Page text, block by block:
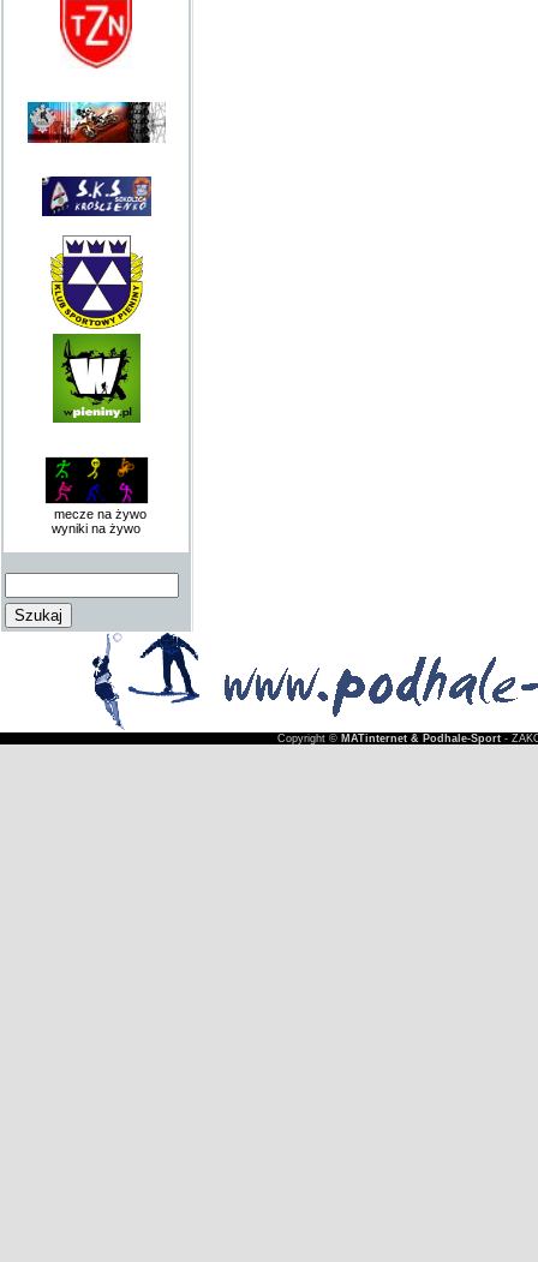
mecze na żywo
wyniki na żywo
Copyright © MATinternet & Podhale-Sport-